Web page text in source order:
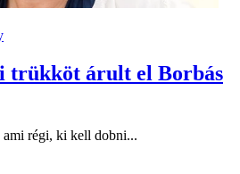
trükköt árult el Borbás
régi, ki kell dobni...